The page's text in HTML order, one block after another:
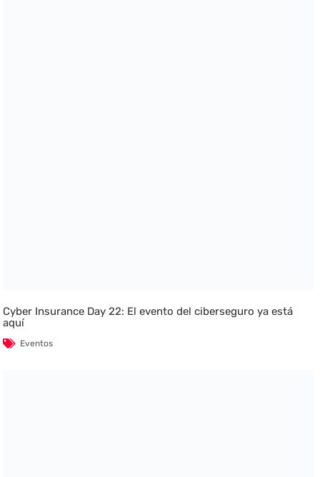
Cyber Insurance Day 22: El evento del ciberseguro ya está
aquí
Eventos